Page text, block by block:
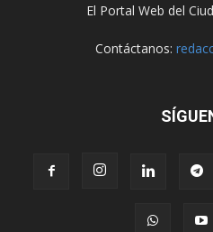
El Portal Web del
Contáctanos: